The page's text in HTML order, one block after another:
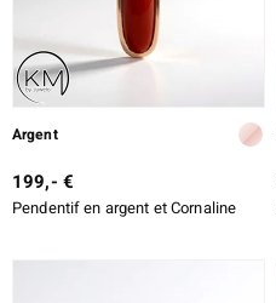
Argent
199,- €
Pendentif en argent et Cornaline